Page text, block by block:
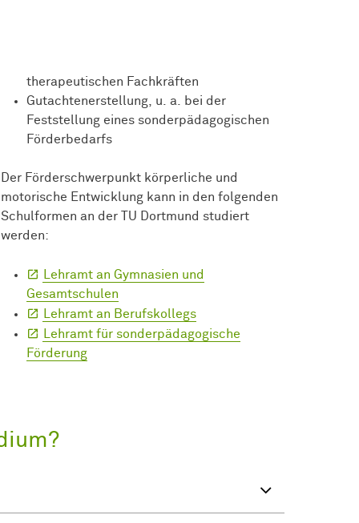
therapeutischen Fachkräften
Gutachtenerstellung, u. a. bei der
Feststellung eines sonderpädagogischen
Förderbedarfs
Der Förderschwerpunkt körperliche und
motorische Entwicklung kann in den folgenden
Schulformen an der TU Dortmund studiert
werden:
Lehramt an Gymnasien und
Gesamtschulen
Lehramt an Berufskollegs
Lehramt für sonderpädagogische
Förderung